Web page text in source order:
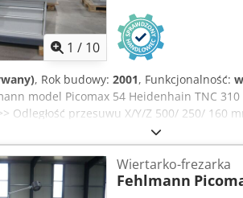
1 / 10
, Rok budowy: 2001, Funkcjonalność:
model Picomax 54 Heidenhain TNC
Odległość przesuwu X/Y/Z 500/ 250/ 160
(dł. x szer.) 885 x 320 mm >> Dopuszczalne
605 mm >> Prędkość posuwu X/Y 1 - 2000
mm/min >> System szybkiej wymiany
9200 obr. >> Moc napędu 5 kW >>
Wiertarko-frezarka
Fehlmann